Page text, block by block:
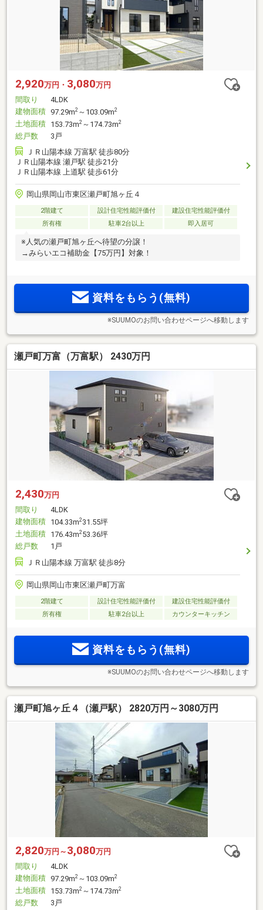
2,920万円・ 3,080万円
間取り
4LDK
建物面積 97.29m2 ～103.09m2
土地面積 153.73m2 ～174.73m2
総戸数
3戸
ＪＲ山陽本線 万富駅 徒歩80分
ＪＲ山陽本線 瀬戸駅 徒歩21分
ＪＲ山陽本線 上道駅 徒歩61分
岡山県岡山市東区瀬戸町旭ヶ丘４
2階建て 設計住宅性能評価付
建設住宅性能評価付
所有権
駐車2台以上 即入居可
※人気の瀬戸町旭ヶ丘へ待望の分譲！
→みらいエコ補助金【75万円】対象！
資料をもらう(無料)
※SUUMOのお問い合わせページへ移動します
瀬戸町万富（万富駅） 2430万円
2,430万円
間取り
4LDK
建物面積 104.33m231.55坪
土地面積 176.43m253.36坪
総戸数
1戸
ＪＲ山陽本線 万富駅 徒歩8分
岡山県岡山市東区瀬戸町万富
2階建て 設計住宅性能評価付
建設住宅性能評価付
所有権
駐車2台以上 カウンターキッチン
資料をもらう(無料)
※SUUMOのお問い合わせページへ移動します
瀬戸町旭ヶ丘４（瀬戸駅） 2820万円～3080万円
2,820万円～ 3,080万円
間取り
4LDK
建物面積 97.29m2 ～103.09m2
土地面積 153.73m2 ～174.73m2
総戸数 3戸